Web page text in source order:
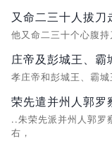
又命二三十人拔刀
他又命二三十个心腹持
庄帝及彭城王、霸
孝庄帝和彭城王、霸城
荣先遣并州人郭罗
..朱荣先派并州人郭罗
右，